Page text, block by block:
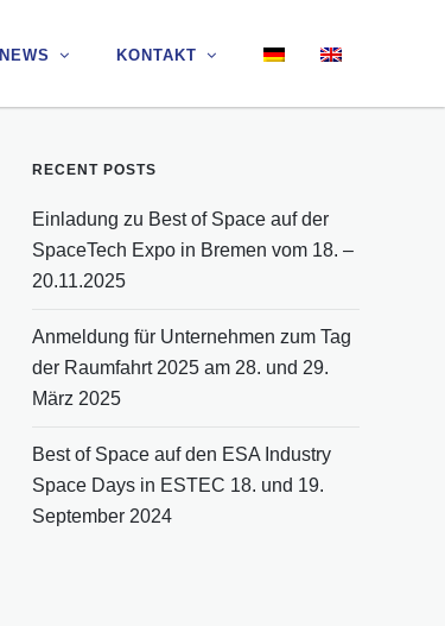
NEWS KONTAKT
NEWS KONTAKT
RECENT POSTS
Einladung zu Best of Space auf der
SpaceTech Expo in Bremen vom 18. –
20.11.2025
Anmeldung für Unternehmen zum Tag
der Raumfahrt 2025 am 28. und 29.
März 2025
Best of Space auf den ESA Industry
Space Days in ESTEC 18. und 19.
September 2024